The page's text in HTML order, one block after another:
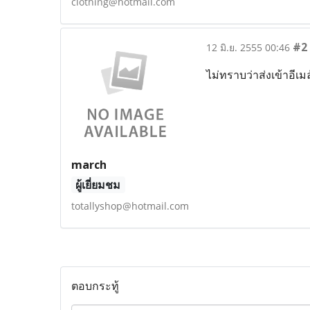
march
ผู้เยี่ยมชม
totallyshop@hotmail.com
12 มิ.ย. 2555 00:46 #2
ไม่ทราบว่าส่งเข้าอีเ
ตอบกระทู้